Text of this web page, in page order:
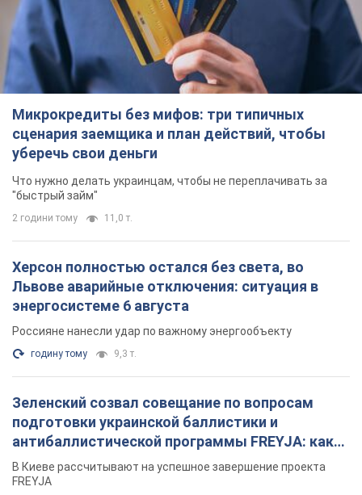
Микрокредиты без мифов: три типичных
сценария заемщика и план действий, чтобы
уберечь свои деньги
Что нужно делать украинцам, чтобы не переплачивать за
"быстрый займ"
2 години тому 11,0 т.
Херсон полностью остался без света, во
Львове аварийные отключения: ситуация в
энергосистеме 6 августа
Россияне нанесли удар по важному энергообъекту
годину тому 9,3 т.
Зеленский созвал совещание по вопросам
подготовки украинской баллистики и
антибаллистической программы FREYJA: какие
решения готовятся
В Киеве рассчитывают на успешное завершение проекта
FREYJA